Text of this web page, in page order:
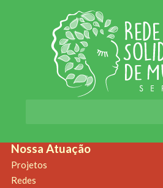
create designfor this archive
Admin > Live Composer
Notícias
Quem Somos
Nossa Atuação
Projetos
Redes